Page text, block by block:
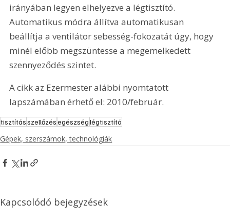
irányában legyen elhelyezve a légtisztító.
Automatikus módra állítva automatikusan
beállítja a ventilátor sebesség-fokozatát úgy, hogy
minél előbb megszüntesse a megemelkedett
szennyeződés szintet.
A cikk az Ezermester alábbi nyomtatott
lapszámában érhető el: 2010/február.
tisztításszellőzésegészséglégtisztító
Gépek, szerszámok, technológiák
Kapcsolódó bejegyzések